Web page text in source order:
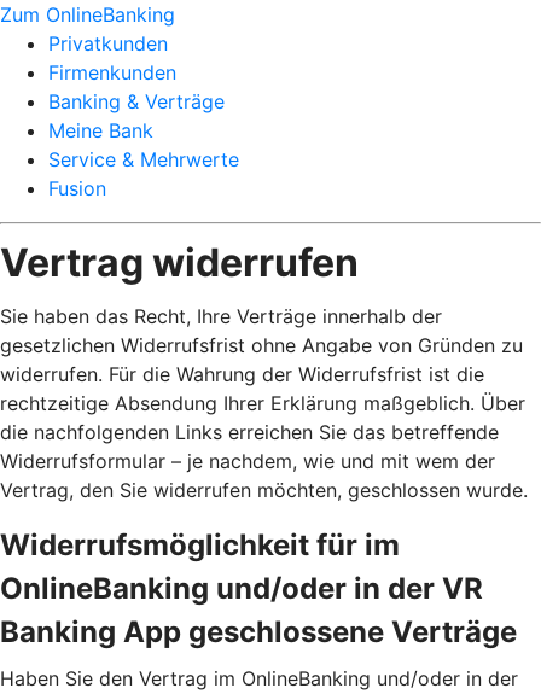
Zum OnlineBanking
Privatkunden
Firmenkunden
Banking & Verträge
Meine Bank
Service & Mehrwerte
Fusion
Vertrag widerrufen
Sie haben das Recht, Ihre Verträge innerhalb der
gesetzlichen Widerrufsfrist ohne Angabe von Gründen zu
widerrufen. Für die Wahrung der Widerrufsfrist ist die
rechtzeitige Absendung Ihrer Erklärung maßgeblich. Über
die nachfolgenden Links erreichen Sie das betreffende
Widerrufsformular – je nachdem, wie und mit wem der
Vertrag, den Sie widerrufen möchten, geschlossen wurde.
Widerrufsmöglichkeit für im
OnlineBanking und/oder in der VR
Banking App geschlossene Verträge
Haben Sie den Vertrag im OnlineBanking und/oder in der